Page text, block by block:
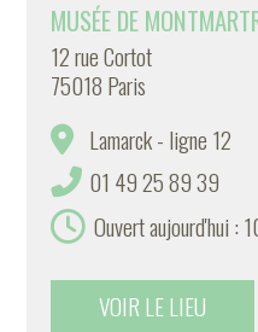
MUSÉE DE
12 rue Cortot
75018 Paris
Lamarck - ligne 12
01 49 25 89 39
Ouvert aujourd'hui :
VOIR LE LIEU